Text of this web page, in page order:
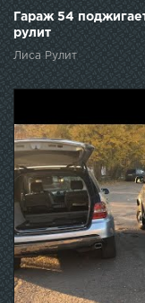
Гараж 54
рулит
Лиса Рулит